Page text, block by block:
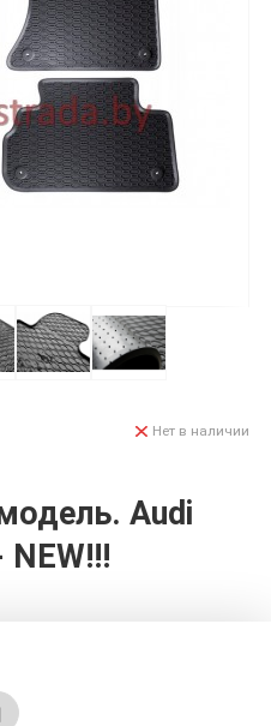
Audi
Нет в наличии